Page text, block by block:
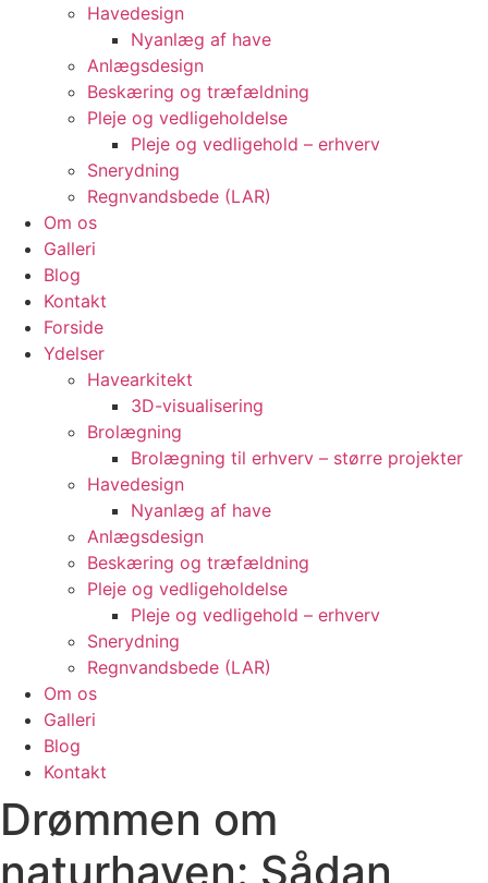
Havedesign
Nyanlæg af have
Anlægsdesign
Beskæring og træfældning
Pleje og vedligeholdelse
Pleje og vedligehold – erhverv
Snerydning
Regnvandsbede (LAR)
Om os
Galleri
Blog
Kontakt
Forside
Ydelser
Havearkitekt
3D-visualisering
Brolægning
Brolægning til erhverv – større projekter
Havedesign
Nyanlæg af have
Anlægsdesign
Beskæring og træfældning
Pleje og vedligeholdelse
Pleje og vedligehold – erhverv
Snerydning
Regnvandsbede (LAR)
Om os
Galleri
Blog
Kontakt
Drømmen om
naturhaven: Sådan